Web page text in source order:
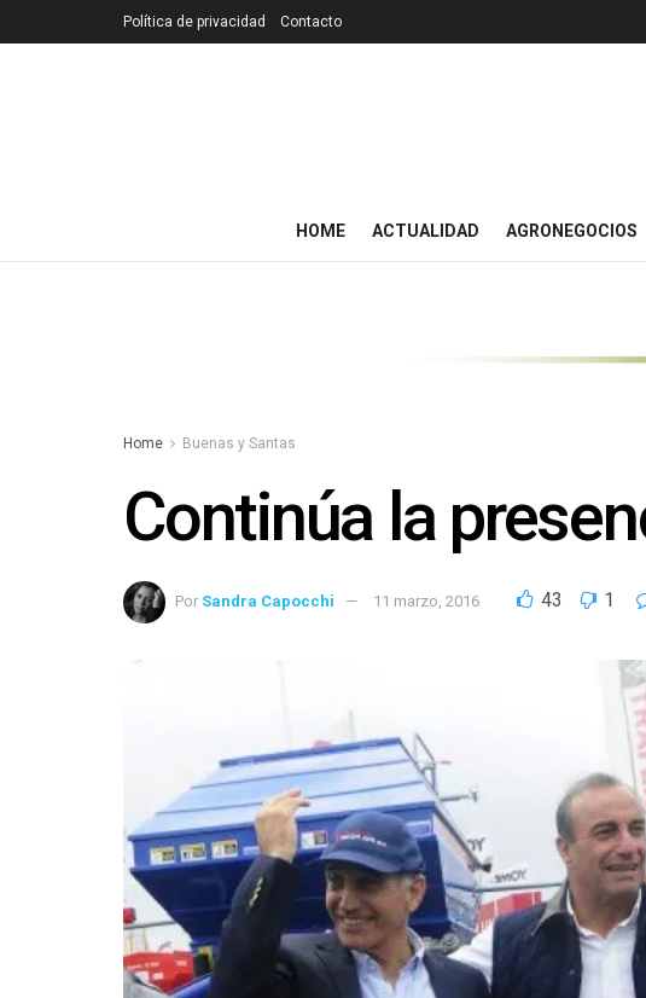
Política de privacidad Contacto
HOME ACTUALIDAD AGRONEGOCIOS
Home Buenas y Santas
Continúa la
Por Sandra Capocchi 11 marzo, 2016 43 1